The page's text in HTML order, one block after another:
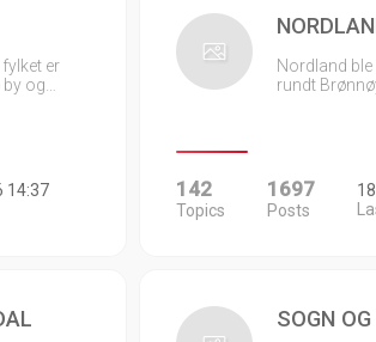
er
og…
14:37
Nordland
rundt
142
Topics
1697
Posts
SOGN